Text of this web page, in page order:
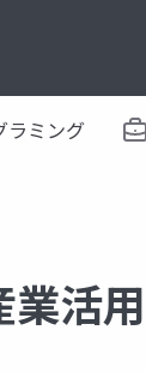
ラミング
業活